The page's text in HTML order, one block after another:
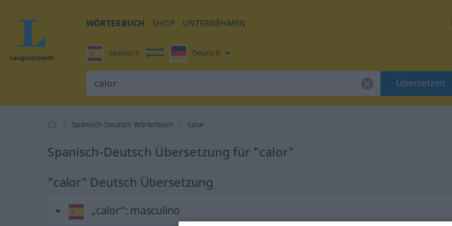
WÖRTERBUCH SHOP UNTERNEHMEN
Spanisch Deutsch
Übersetzen
Spanisch-Deutsch Wörterbuch calor
Spanisch-Deutsch Übersetzung für "calor"
"calor" Deutsch Übersetzung
„calor“: masculino